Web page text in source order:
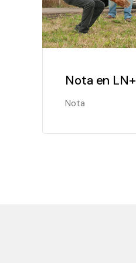
Nota en LN+
Nota